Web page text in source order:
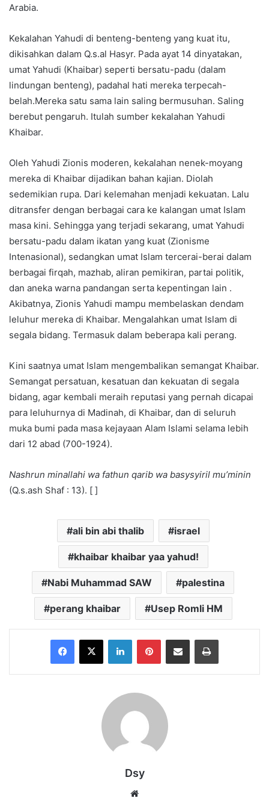
Arabia.
Kekalahan Yahudi di benteng-benteng yang kuat itu,
dikisahkan dalam Q.s.al Hasyr. Pada ayat 14 dinyatakan,
umat Yahudi (Khaibar) seperti bersatu-padu (dalam
lindungan benteng), padahal hati mereka terpecah-
belah.Mereka satu sama lain saling bermusuhan. Saling
berebut pengaruh. Itulah sumber kekalahan Yahudi
Khaibar.
Oleh Yahudi Zionis moderen, kekalahan nenek-moyang
mereka di Khaibar dijadikan bahan kajian. Diolah
sedemikian rupa. Dari kelemahan menjadi kekuatan. Lalu
ditransfer dengan berbagai cara ke kalangan umat Islam
masa kini. Sehingga yang terjadi sekarang, umat Yahudi
bersatu-padu dalam ikatan yang kuat (Zionisme
Intenasional), sedangkan umat Islam tercerai-berai dalam
berbagai firqah, mazhab, aliran pemikiran, partai politik,
dan aneka warna pandangan serta kepentingan lain .
Akibatnya, Zionis Yahudi mampu membelaskan dendam
leluhur mereka di Khaibar. Mengalahkan umat Islam di
segala bidang. Termasuk dalam beberapa kali perang.
Kini saatnya umat Islam mengembalikan semangat Khaibar.
Semangat persatuan, kesatuan dan kekuatan di segala
bidang, agar kembali meraih reputasi yang pernah dicapai
para leluhurnya di Madinah, di Khaibar, dan di seluruh
muka bumi pada masa kejayaan Alam Islami selama lebih
dari 12 abad (700-1924).
Nashrun minallahi wa fathun qarib wa basysyiril mu’minin
(Q.s.ash Shaf : 13). [ ]
ali bin abi thalib israel
khaibar khaibar yaa yahud!
Nabi Muhammad SAW palestina
perang khaibar Usep Romli HM
Facebook
X LinkedInPinterestShare via Email Print
Dsy